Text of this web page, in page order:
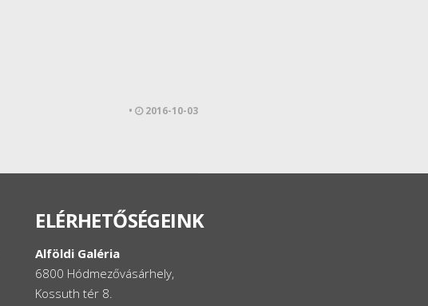
• 2016-10-03
ELÉRHETŐSÉGEINK
Alföldi Galéria
6800 Hódmezővásárhely,
Kossuth tér 8.